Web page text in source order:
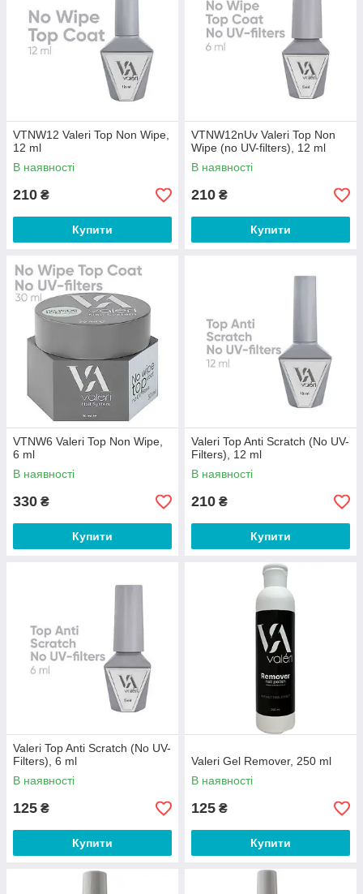
VTNW12 Valeri Top Non Wipe,
12 ml
В наявності
210 ₴
Купити
VTNW12nUv Valeri Top Non
Wipe (no UV-filters), 12 ml
В наявності
210 ₴
Купити
VTNW6 Valeri Top Non Wipe,
6 ml
В наявності
330 ₴
Купити
Valeri Top Anti Scratch (No UV-
Filters), 12 ml
В наявності
210 ₴
Купити
Valeri Top Anti Scratch (No UV-
Filters), 6 ml
В наявності
125 ₴
Купити
Valeri Gel Remover, 250 ml
В наявності
125 ₴
Купити